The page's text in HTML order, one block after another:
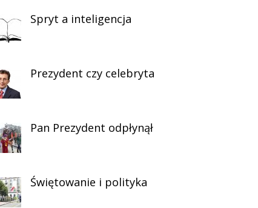
Spryt a inteligencja
Prezydent czy celebryta
Pan Prezydent odpłynął
Świętowanie i polityka